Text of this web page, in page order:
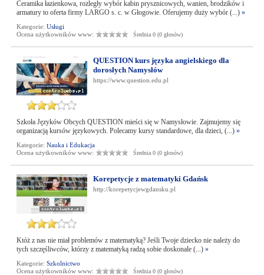
Ceramika łazienkowa, rozległy wybór kabin prysznicowych, wanien, brodzików i
armatury to oferta firmy LARGO s. c. w Głogowie. Oferujemy duży wybór (...) »
Kategorie: Usługi
Ocena użytkowników www:
Średnia 0 (0 głosów)
QUESTION kurs języka angielskiego dla
dorosłych Namysłów
https://www.question.edu.pl
Szkoła Języków Obcych QUESTION mieści się w Namysłowie. Zajmujemy się
organizacją kursów językowych. Polecamy kursy standardowe, dla dzieci, (...) »
Kategorie: Nauka i Edukacja
Ocena użytkowników www:
Średnia 0 (0 głosów)
Korepetycje z matematyki Gdańsk
http://korepetycjewgdansku.pl
Któż z nas nie miał problemów z matematyką? Jeśli Twoje dziecko nie należy do
tych szczęśliwców, którzy z matematyką radzą sobie doskonale (...) »
Kategorie: Szkolnictwo
Ocena użytkowników www:
Średnia 0 (0 głosów)